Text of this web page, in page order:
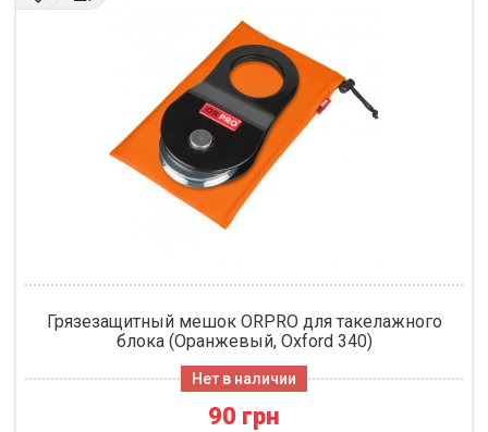
Грязезащитный мешок ORPRO для такелажного
блока (Оранжевый, Oxford 340)
Нет в наличии
90 грн